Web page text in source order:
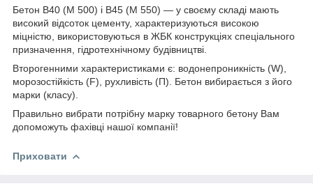
Бетон В40 (М 500) і В45 (М 550) — у своєму складі мають
високий відсоток цементу, характеризуються високою
міцністю, використовуються в ЖБК конструкціях спеціального
призначення, гідротехнічному будівництві.
Второгенними характеристиками є: водонепроникність (W),
морозостійкість (F), рухливість (П). Бетон вибирається з його
марки (класу).
Правильно вибрати потрібну марку товарного бетону Вам
допоможуть фахівці нашої компанії!
Приховати